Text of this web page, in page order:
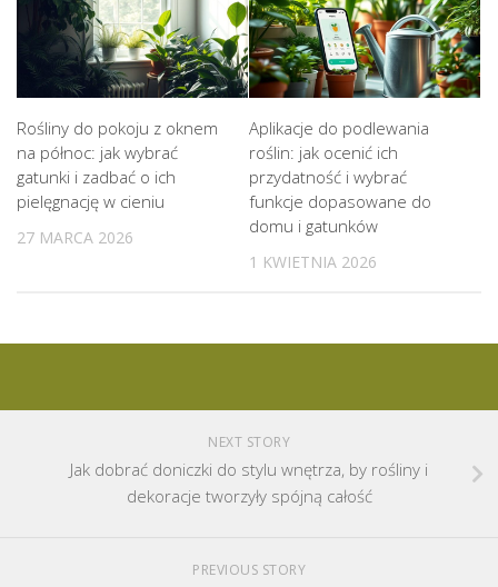
Rośliny do pokoju z oknem
na północ: jak wybrać
gatunki i zadbać o ich
pielęgnację w cieniu
27 MARCA 2026
Aplikacje do podlewania
roślin: jak ocenić ich
przydatność i wybrać
funkcje dopasowane do
domu i gatunków
1 KWIETNIA 2026
NEXT STORY
Jak dobrać doniczki do stylu wnętrza, by rośliny i
dekoracje tworzyły spójną całość
PREVIOUS STORY